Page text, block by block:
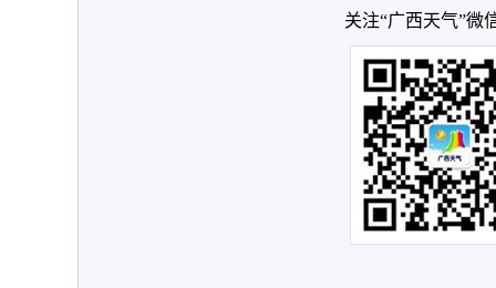
关注“广西天气”微